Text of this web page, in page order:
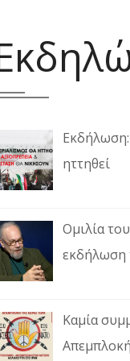
Εκδήλωση:
ηττηθεί
Ομιλία
εκδήλωση
Καμία